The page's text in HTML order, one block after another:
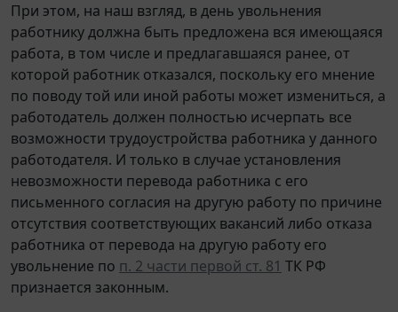
При этом, на наш взгляд, в день увольнения
работнику должна быть предложена вся имеющаяся
работа, в том числе и предлагавшаяся ранее, от
которой работник отказался, поскольку его мнение
по поводу той или иной работы может измениться, а
работодатель должен полностью исчерпать все
возможности трудоустройства работника у данного
работодателя. И только в случае установления
невозможности перевода работника с его
письменного согласия на другую работу по причине
отсутствия соответствующих вакансий либо отказа
работника от перевода на другую работу его
увольнение по п. 2 части первой ст. 81 ТК РФ
признается законным.